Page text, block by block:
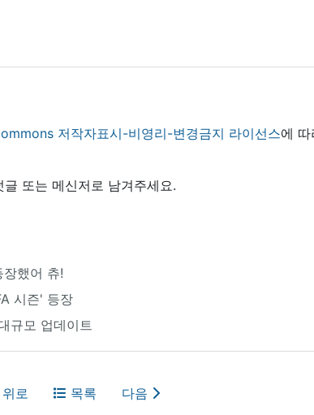
저작자표시-비영리-변경금지 라이선스에 따
글 또는 메신저로 남겨주세요.
했어 츄!
시즌' 등장
규모 업데이트
위로 목록 다음